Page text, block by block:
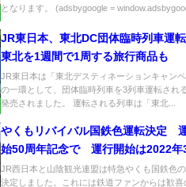
となります。 (adsbygoogle =
JR東日本、東北DC団体臨時列車
東北を1週間で1周する旅行商品も
JR東日本は「東北デスティネーションキャン
の一環として、団体臨時列車を3列車運転され
発売されました。 運転される列車は「東北...
やくもリバイバル国鉄色運転決定
始50周年記念で 運行開始は2022年
ら！
JR西日本と山陰観光連盟は特急やくも国鉄色
決定しました。これには鉄道ファンからは歓喜